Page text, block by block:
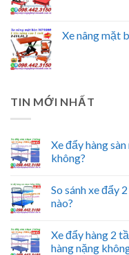
Xe nâng mặt
TIN MỚI NHẤT
Xe đẩy hàng
không?
So sánh xe đẩy
nào?
Xe đẩy hàng 2
hàng nặng